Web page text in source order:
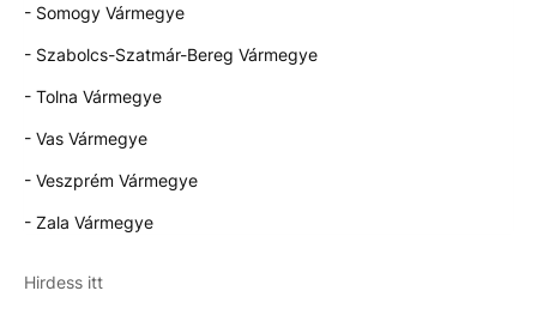
- Somogy Vármegye
- Szabolcs-Szatmár-Bereg Vármegye
- Tolna Vármegye
- Vas Vármegye
- Veszprém Vármegye
- Zala Vármegye
Hirdess itt